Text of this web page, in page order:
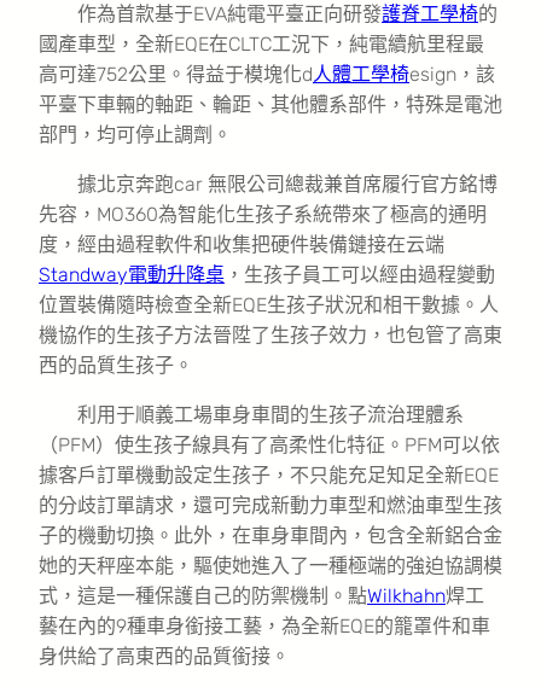
作為首款基于EVA純電平臺正向研發護脊工學椅的
國產車型，全新EQE在CLTC工況下，純電續航里程最
高可達752公里。得益于模塊化d人體工學椅esign，該
平臺下車輛的軸距、輪距、其他體系部件，特殊是電池
部門，均可停止調劑。
據北京奔跑car 無限公司總裁兼首席履行官方銘博
先容，MO360為智能化生孩子系統帶來了極高的通明
度，經由過程軟件和收集把硬件裝備鏈接在云端
Standway電動升降桌 ，生孩子員工可以經由過程變動
位置裝備隨時檢查全新EQE生孩子狀況和相干數據。人
機協作的生孩子方法晉陞了生孩子效力，也包管了高東
西的品質生孩子。
利用于順義工場車身車間的生孩子流治理體系
（PFM）使生孩子線具有了高柔性化特征。PFM可以依
據客戶訂單機動設定生孩子，不只能充足知足全新EQE
的分歧訂單請求，還可完成新動力車型和燃油車型生孩
子的機動切換。此外，在車身車間內，包含全新鋁合金
她的天秤座本能，驅使她進入了一種極端的強迫協調模
式，這是一種保護自己的防禦機制。點Wilkhahn焊工
藝在內的9種車身銜接工藝，為全新EQE的籠罩件和車
身供給了高東西的品質銜接。